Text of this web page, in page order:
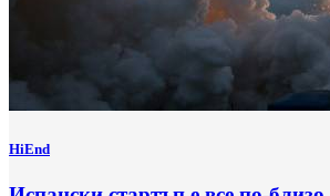
HiEnd